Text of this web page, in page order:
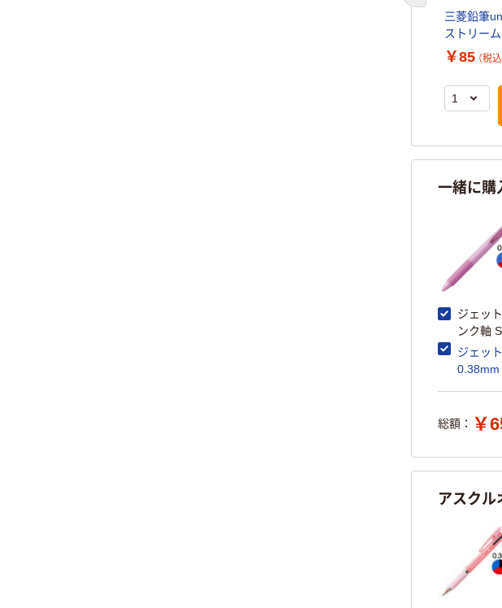
ストリーム多色・多機
三菱鉛筆
ストリーム
能用替芯
￥85 （税込
一緒に購
ジェッ
ンク軸
ジェッ
総額： ￥
アスクル